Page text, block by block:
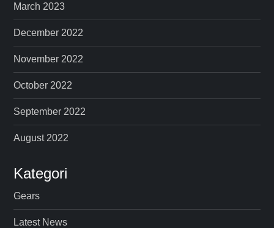
March 2023
December 2022
November 2022
October 2022
September 2022
August 2022
Kategori
Gears
Latest News